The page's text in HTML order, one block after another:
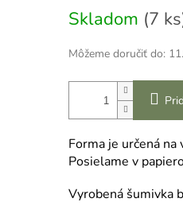
Skladom (7
Môžeme doručiť do:
Forma je určená
Posielame v
Vyrobená šumivka